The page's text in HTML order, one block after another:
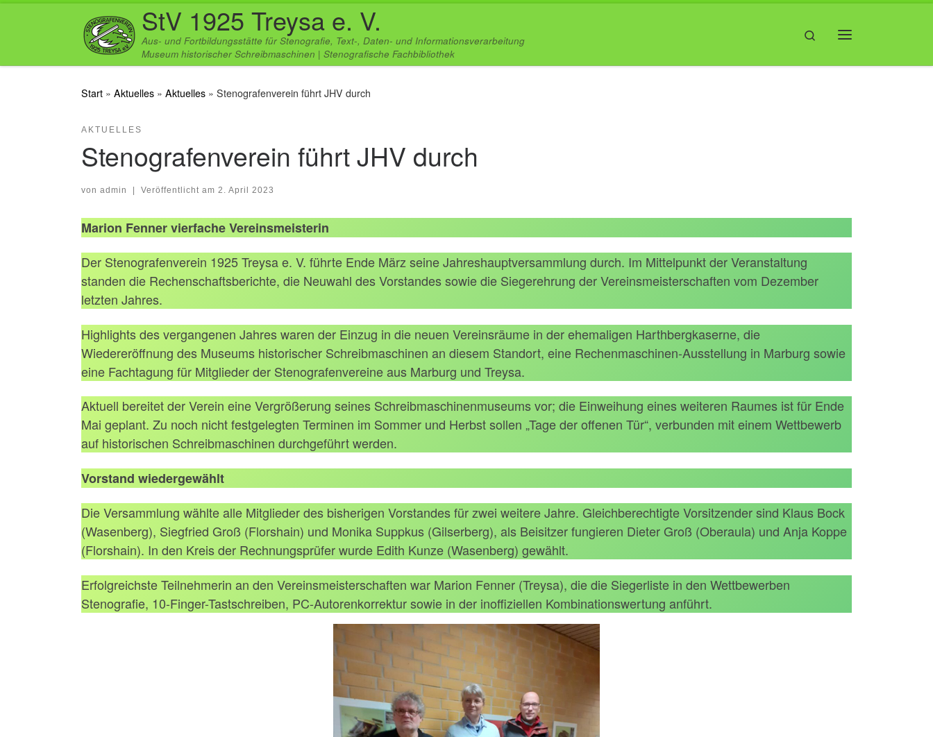
Zum Inhalt springen StV 1925 Treysa e. V.
Aus- und Fortbildungsstätte für Stenografie, Text-, Daten- und Informationsverarbeitung
Museum historischer Schreibmaschinen | Stenografische Fachbibliothek
Search
Start » Aktuelles » Aktuelles » Stenografenverein führt JHV durch
AKTUELLES
Stenografenverein führt JHV durch
von admin | Veröffentlicht am 2. April 2023
Marion Fenner vierfache Vereinsmeisterin
Der Stenografenverein 1925 Treysa e. V. führte Ende März seine Jahreshauptversammlung durch. Im Mittelpunkt der Veranstaltung
standen die Rechenschaftsberichte, die Neuwahl des Vorstandes sowie die Siegerehrung der Vereinsmeisterschaften vom Dezember
letzten Jahres.
Highlights des vergangenen Jahres waren der Einzug in die neuen Vereinsräume in der ehemaligen Harthbergkaserne, die
Wiedereröffnung des Museums historischer Schreibmaschinen an diesem Standort, eine Rechenmaschinen-Ausstellung in Marburg sowie
eine Fachtagung für Mitglieder der Stenografenvereine aus Marburg und Treysa.
Aktuell bereitet der Verein eine Vergrößerung seines Schreibmaschinenmuseums vor; die Einweihung eines weiteren Raumes ist für Ende
Mai geplant. Zu noch nicht festgelegten Terminen im Sommer und Herbst sollen „Tage der offenen Tür“, verbunden mit einem Wettbewerb
auf historischen Schreibmaschinen durchgeführt werden.
Vorstand wiedergewählt
Die Versammlung wählte alle Mitglieder des bisherigen Vorstandes für zwei weitere Jahre. Gleichberechtigte Vorsitzender sind Klaus Bock
(Wasenberg), Siegfried Groß (Florshain) und Monika Suppkus (Gilserberg), als Beisitzer fungieren Dieter Groß (Oberaula) und Anja Koppe
(Florshain). In den Kreis der Rechnungsprüfer wurde Edith Kunze (Wasenberg) gewählt.
Erfolgreichste Teilnehmerin an den Vereinsmeisterschaften war Marion Fenner (Treysa), die die Siegerliste in den Wettbewerben
Stenografie, 10-Finger-Tastschreiben, PC-Autorenkorrektur sowie in der inoffiziellen Kombinationswertung anführt.